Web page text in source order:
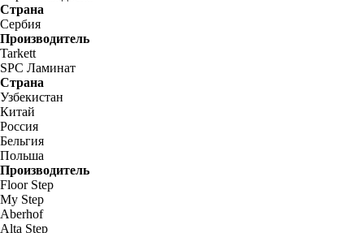
Страна
Сербия
Производитель
Tarkett
SPC Ламинат
Страна
Узбекистан
Китай
Россия
Бельгия
Польша
Производитель
Floor Step
My Step
Aberhof
Alta Step